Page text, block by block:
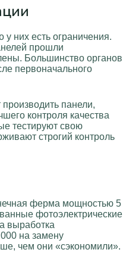
них есть ограничения.
прошли
Большинство органов
первоначального
панели,
контроля качества
тестируют свою
строгий контроль
ферма мощностью 5
фотоэлектрические
выработка
на замену
чем они «сэкономили».